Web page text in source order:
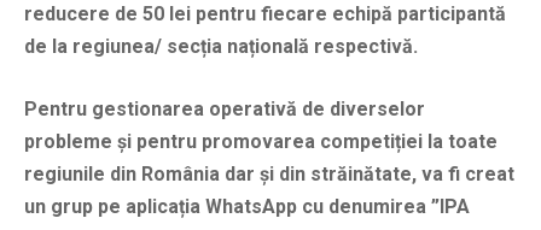
reducere de 50 lei pentru fiecare echipă participantă
de la regiunea/ secția națională respectivă.
Pentru gestionarea operativă de diverselor
probleme și pentru promovarea competiției la toate
regiunile din România dar și din străinătate, va fi creat
un grup pe aplicația WhatsApp cu denumirea ”IPA